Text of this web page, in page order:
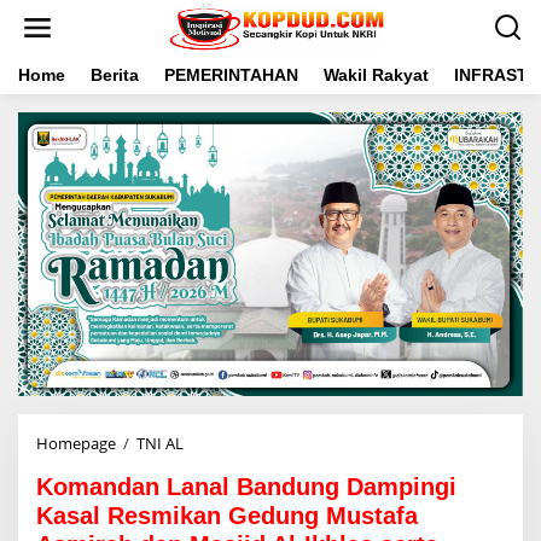
t
Home Berita PEMERINTAHAN Wakil Rakyat
Homepage / TNI AL
m
a
n
Komandan Lanal Bandung Dampingi
Kasal Resmikan Gedung Mustafa